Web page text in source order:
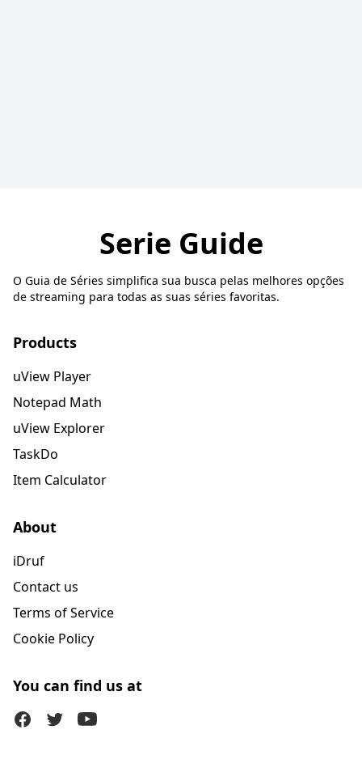
Serie Guide
O Guia de Séries simplifica sua busca pelas melhores opções
de streaming para todas as suas séries favoritas.
Products
uView Player
Notepad Math
uView Explorer
TaskDo
Item Calculator
About
iDruf
Contact us
Terms of Service
Cookie Policy
You can find us at
FacebookTwitter (X)Youtube